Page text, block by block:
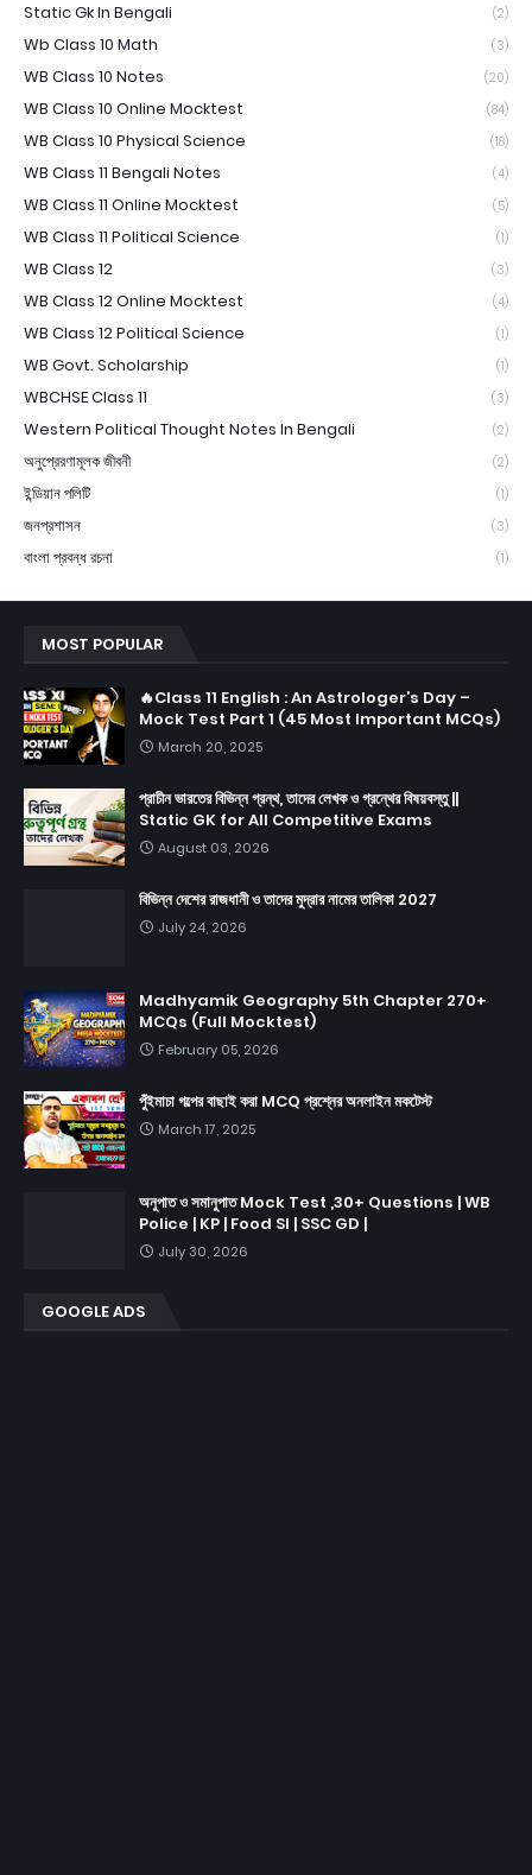
Static Gk In Bengali (2)
Wb Class 10 Math (3)
WB Class 10 Notes (20)
WB Class 10 Online Mocktest (84)
WB Class 10 Physical Science (18)
WB Class 11 Bengali Notes (4)
WB Class 11 Online Mocktest (5)
WB Class 11 Political Science (1)
WB Class 12 (3)
WB Class 12 Online Mocktest (4)
WB Class 12 Political Science (1)
WB Govt. Scholarship (1)
WBCHSE Class 11 (3)
Western Political Thought Notes In Bengali (2)
অনুপ্রেরণামূলক জীবনী (2)
ইন্ডিয়ান পলিটি (1)
জনপ্রশাসন (3)
বাংলা প্রবন্ধ রচনা (1)
MOST POPULAR
🔥Class 11 English : An Astrologer’s Day –
Mock Test Part 1 (45 Most Important MCQs)
March 20, 2025
প্রাচীন ভারতের বিভিন্ন গ্রন্থ, তাদের লেখক ও গ্রন্থের বিষয়বস্তু ||
Static GK for All Competitive Exams
August 03, 2026
বিভিন্ন দেশের রাজধানী ও তাদের মুদ্রার নামের তালিকা 2027
July 24, 2026
Madhyamik Geography 5th Chapter 270+
MCQs (Full Mocktest)
February 05, 2026
পুঁইমাচা গল্পের বাছাই করা MCQ প্রশ্নের অনলাইন মকটেস্ট
March 17, 2025
অনুপাত ও সমানুপাত Mock Test ,30+ Questions | WB
Police | KP | Food SI | SSC GD |
July 30, 2026
GOOGLE ADS